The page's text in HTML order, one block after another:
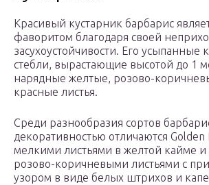
Красивый кустарник барбарис
фаворитом благодаря своей
засухоустойчивости. Его усыпанные
стебли, вырастающие высотой до 1
нарядные желтые, розово-
красные листья.
Среди разнообразия сортов
декоративностью отличаются
мелкими листьями в желтой кайме и
розово-коричневыми листьями с
узором в виде белых штрихов и